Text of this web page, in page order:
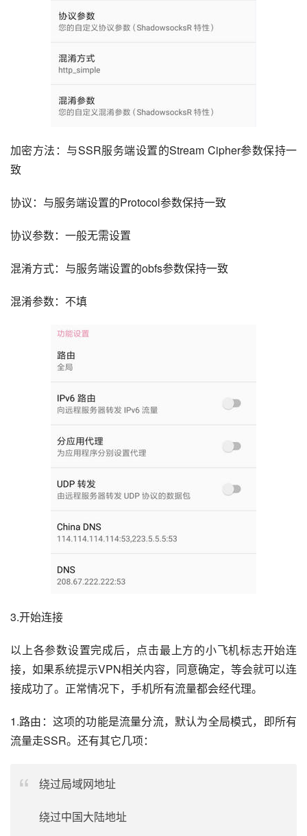
加密方法：与SSR服务端设置的Stream Cipher参数保持一
致
协议：与服务端设置的Protocol参数保持一致
协议参数：一般无需设置
混淆方式：与服务端设置的obfs参数保持一致
混淆参数：不填
3.开始连接
以上各参数设置完成后，点击最上方的小飞机标志开始连
接，如果系统提示VPN相关内容，同意确定，等会就可以连
接成功了。正常情况下，手机所有流量都会经代理。
1.路由：这项的功能是流量分流，默认为全局模式，即所有
流量走SSR。还有其它几项：
绕过局域网地址
绕过中国大陆地址